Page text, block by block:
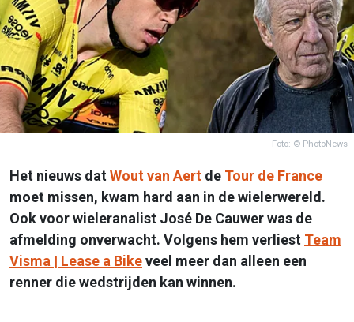
Foto: © PhotoNews
Het nieuws datWout van Aert de Tour de France
moet missen, kwam hard aan in de wielerwereld.
Ook voor wieleranalist José De Cauwer was de
afmelding onverwacht. Volgens hem verliest Team
Visma | Lease a Bikeveel meer dan alleen een
renner die wedstrijden kan winnen.